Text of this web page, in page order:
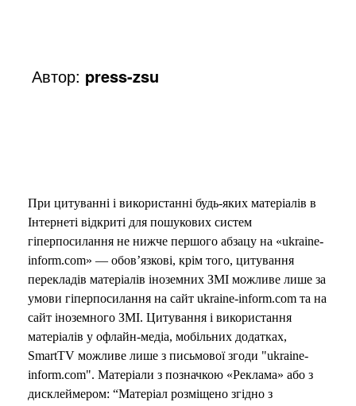
Автор: press-zsu
При цитуванні і використанні будь-яких матеріалів в
Інтернеті відкриті для пошукових систем
гіперпосилання не нижче першого абзацу на «ukraine-
inform.com» — обов’язкові, крім того, цитування
перекладів матеріалів іноземних ЗМІ можливе лише за
умови гіперпосилання на сайт ukraine-inform.com та на
сайт іноземного ЗМІ. Цитування і використання
матеріалів у офлайн-медіа, мобільних додатках,
SmartTV можливе лише з письмової згоди "ukraine-
inform.com". Матеріали з позначкою «Реклама» або з
дисклеймером: “Матеріал розміщено згідно з